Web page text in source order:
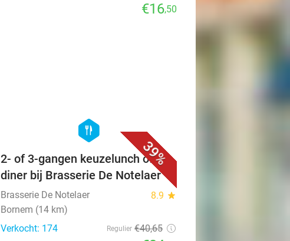
€16,50
39%
hexagon
food
2- of 3-gangen keuzelunch of -
diner bij Brasserie De Notelaer
Brasserie De Notelaer 8.9 star
Bornem (14 km)
Verkocht: 174
Regulier €40,65